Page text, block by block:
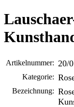
Artikelnummer: 20/
Kategorie:
Bezeichnung: